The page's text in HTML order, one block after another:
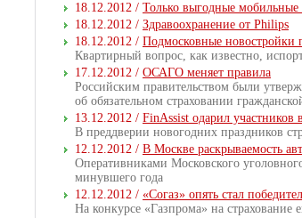
18.12.2012 / Только выгодные
18.12.2012 / Здравоохранение от Philips
18.12.2012 / Подмосковные новостройки
Квартирный вопрос, как известно,
17.12.2012 / ОСАГО меняет правила
Российским правительством были
об обязательном страховании
13.12.2012 / FinAssist одарил участников
В преддверии новогодних праздников
12.12.2012 / В Москве раскрываемость
Оперативниками Московского
минувшего года
12.12.2012 / «Согаз» опять стал
На конкурсе «Газпрома» на страхование